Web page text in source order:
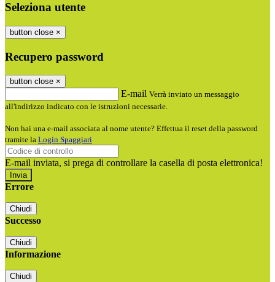
Seleziona utente
button close ×
Recupero password
button close ×
E-mail Verrà inviato un messaggio
all'indirizzo indicato con le istruzioni necessarie.
Non hai una e-mail associata al nome utente? Effettua il reset della password
tramite la Login Spaggiari
E-mail inviata, si prega di controllare la casella di posta elettronica!
Errore
Chiudi
Successo
Chiudi
Informazione
Chiudi